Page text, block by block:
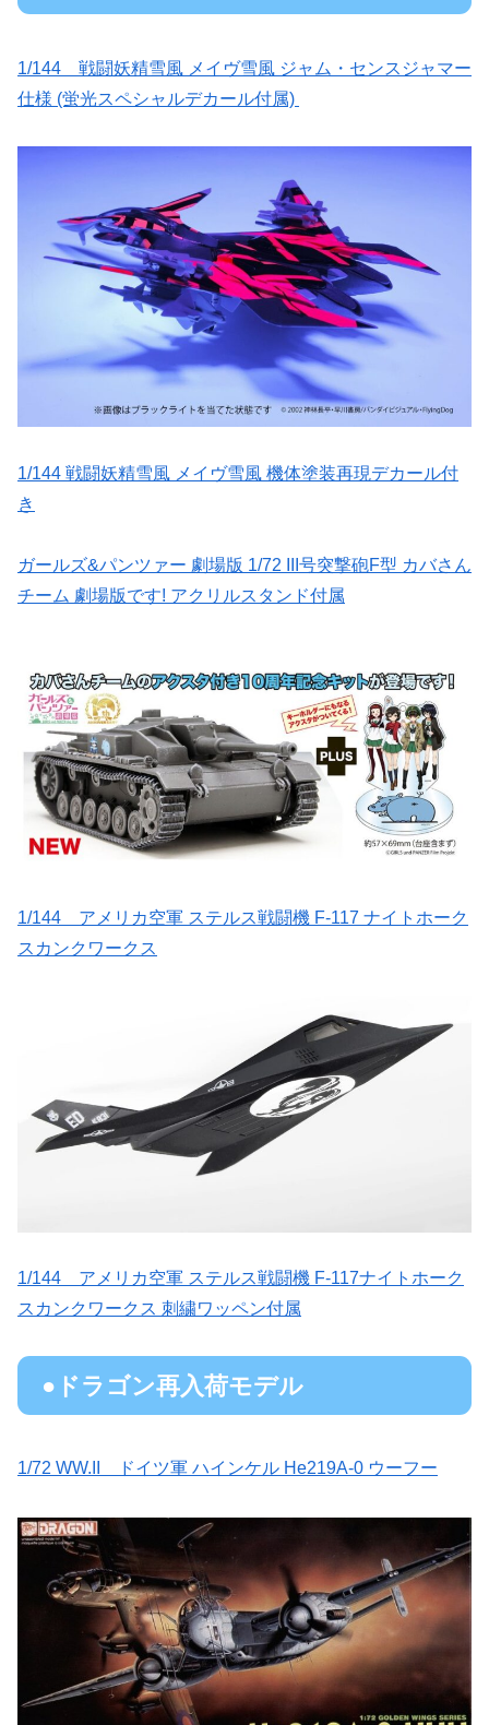
1/144 戦闘妖精雪風 メイヴ雪風 ジャム・センスジャマー
仕様 (蛍光スペシャルデカール付属)
1/144 戦闘妖精雪風 メイヴ雪風 機体塗装再現デカール付
き
ガールズ&パンツァー 劇場版 1/72 III号突撃砲F型 カバさん
チーム 劇場版です! アクリルスタンド付属
1/144 アメリカ空軍 ステルス戦闘機 F-117 ナイトホーク
スカンクワークス
1/144 アメリカ空軍 ステルス戦闘機 F-117ナイトホーク
スカンクワークス 刺繍ワッペン付属
●ドラゴン再入荷モデル
1/72 WW.II ドイツ軍 ハインケル He219A-0 ウーフー